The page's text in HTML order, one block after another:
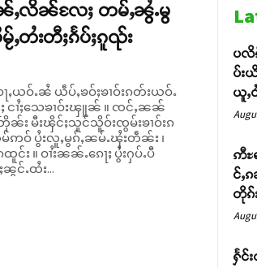
ႇလိၼ်လႄႈ တမ်ႇၼွႆႉမွ
ႇတႆးတီႈၵႅပ်ႈၵူၺ်း
ႃႇယဝ်ႉၼႆ ယဵပ်ႇၶဝ်ႈၶၢဝ်းၵတ်းယဝ်ႉ
ႈ ငၢႆႈသေၶၢဝ်းၾူၼ် ။ ၸင်ႇၼၼ်
း မီးၾိင်ႈသူင်သိူဝ်းၸွမ်းၶၢဝ်းၵ
ဝ် ပွႆးလူႇမွၵ်ႇၼမ်ႉၾႆးတဵၼ်း ၊
။ ဝၢႆးၼၼ်ႉၵေႃႈ ပွႆးႁပ်ႉပီ
င်ႉထႆး...
ပလိ
ပ်း
ယူႇ
ဢီႊ
င်ႇ
တိုၵ်
ႁႅင်